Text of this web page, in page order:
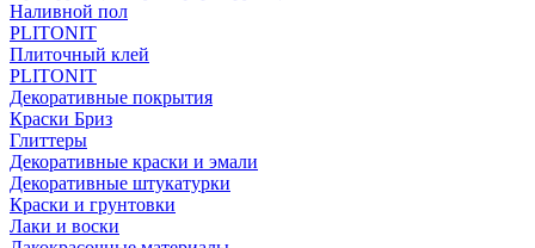
Наливной пол
PLITONIT
Плиточный клей
PLITONIT
Декоративные покрытия
Краски Бриз
Глиттеры
Декоративные краски и эмали
Декоративные штукатурки
Краски и грунтовки
Лаки и воски